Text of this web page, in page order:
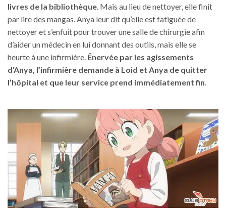
livres de la bibliothèque . Mais au lieu de nettoyer, elle finit
par lire des mangas. Anya leur dit qu’elle est fatiguée de
nettoyer et s’enfuit pour trouver une salle de chirurgie afin
d’aider un médecin en lui donnant des outils, mais elle se
heurte à une infirmière. Énervée par les agissements
d’Anya, l’infirmière demande à Loid et Anya de quitter
l’hôpital et que leur service prend immédiatement fin